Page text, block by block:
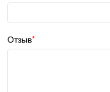
Отзыв